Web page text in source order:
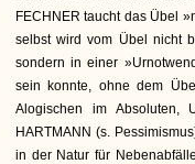
FECHNER taucht das Übel
selbst wird vom Übel nicht
sondern in einer
sein konnte, ohne dem
Alogischen im
HARTMANN (s.
in der Natur für